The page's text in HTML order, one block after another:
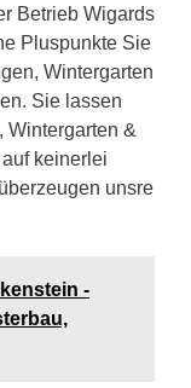
Betrieb Wigards
Pluspunkte Sie
Wintergarten
Sie lassen
Wintergarten &
keinerlei
unsre
-